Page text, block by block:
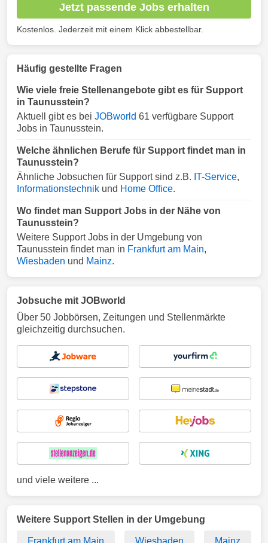
Jetzt passende Jobs erhalten
Kostenlos. Jederzeit mit einem Klick abbestellbar.
Häufig gestellte Fragen
Wie viele freie Stellenangebote gibt es für Support
in Taunusstein?
Aktuell gibt es bei JOBworld 61 verfügbare Support
Jobs in Taunusstein.
Welche ähnlichen Berufe für Support findet man in
Taunusstein?
Ähnliche Jobsuchen für Support sind z.B. IT-Service,
Informationstechnik und Home Office.
Wo findet man Support Jobs in der Nähe von
Taunusstein?
Weitere Support Jobs in der Umgebung von
Taunusstein findet man in Frankfurt am Main,
Wiesbaden und Mainz.
Jobsuche mit JOBworld
Über 50 Jobbörsen, Zeitungen und Stellenmärkte
gleichzeitig durchsuchen.
und viele weitere ...
Weitere Support Stellen in der Umgebung
Frankfurt am Main Wiesbaden Mainz